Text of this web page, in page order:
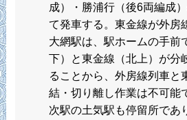
成）・勝浦行（後6両編成
て発車する。東金線が外房
大網駅は、駅ホームの手前
下）と東金線（北上）が分
ることから、外房線列車と
結・切り離し作業は不可能
次駅の土気駅も停留所であ